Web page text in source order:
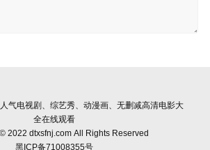
气电视剧、综艺秀、动漫画、无删减高清电影大
全在线观看
2022 dtxsfnj.com All Rights Reserved
黑ICP备71008355号